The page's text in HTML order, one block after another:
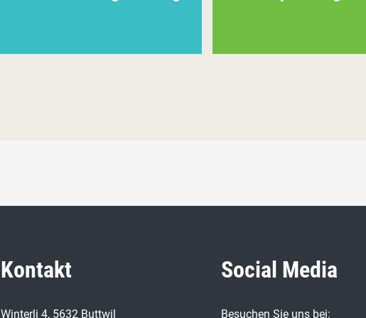
Kontakt
Winterli 4, 5632 Buttwil
Social Media
Besuchen Sie uns bei: